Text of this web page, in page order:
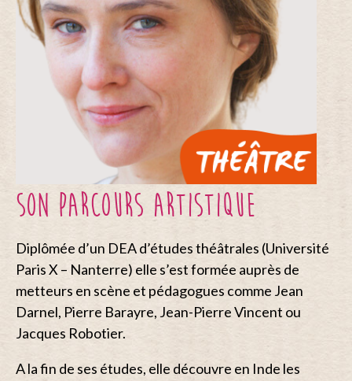
SON PARCOURS ARTISTIQUE
Diplômée d’un DEA d’études théâtrales (Université
Paris X – Nanterre) elle s’est formée auprès de
metteurs en scène et pédagogues comme Jean
Darnel, Pierre Barayre, Jean-Pierre Vincent ou
Jacques Robotier.
A la fin de ses études, elle découvre en Inde les